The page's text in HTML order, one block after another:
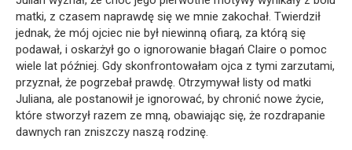
matki, z czasem naprawdę się we mnie zakochał. Twierdził
jednak, że mój ojciec nie był niewinną ofiarą, za którą się
podawał, i oskarżył go o ignorowanie błagań Claire o pomoc
wiele lat później. Gdy skonfrontowałam ojca z tymi zarzutami,
przyznał, że pogrzebał prawdę. Otrzymywał listy od matki
Juliana, ale postanowił je ignorować, by chronić nowe życie,
które stworzył razem ze mną, obawiając się, że rozdrapanie
dawnych ran zniszczy naszą rodzinę.